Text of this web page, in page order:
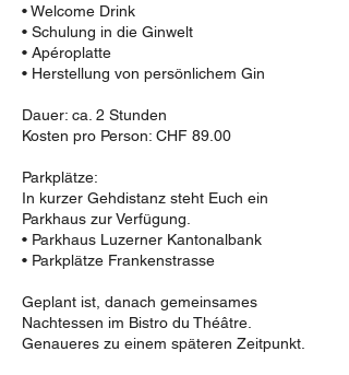
• Welcome Drink
• Schulung in die Ginwelt
• Apéroplatte
• Herstellung von persönlichem Gin
Dauer: ca. 2 Stunden
Kosten pro Person: CHF 89.00
Parkplätze:
In kurzer Gehdistanz steht Euch ein
Parkhaus zur Verfügung.
• Parkhaus Luzerner Kantonalbank
• Parkplätze Frankenstrasse
Geplant ist, danach gemeinsames
Nachtessen im Bistro du Théâtre.
Genaueres zu einem späteren Zeitpunkt.